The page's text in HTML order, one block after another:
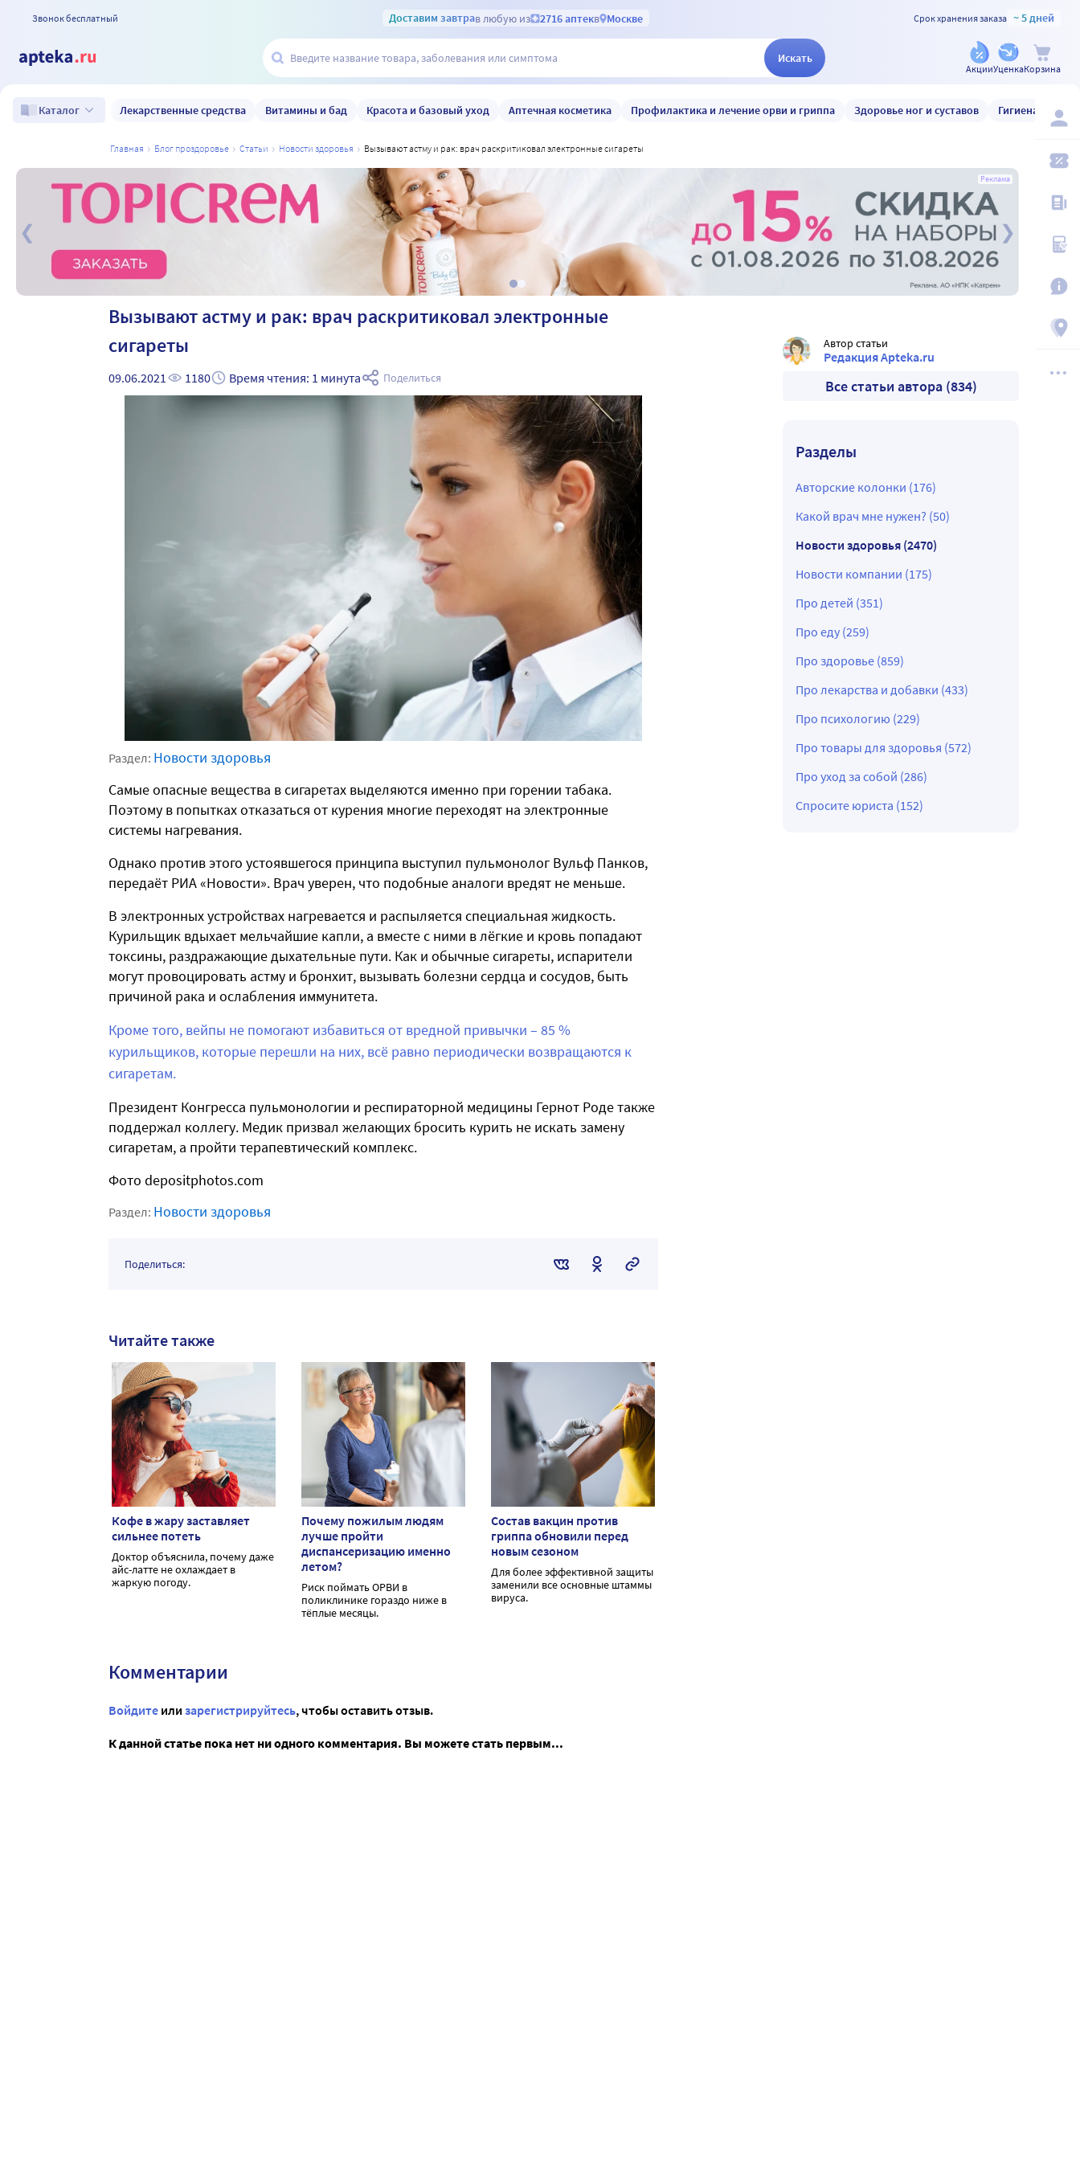
Звонок бесплатный Доставим завтрав любую из 2716 аптекв Москве Срок хранения заказа ~ 5 дней
Искать
АкцииУценкаКорзина
Каталог Лекарственные средства Витамины и бад Красота и базовый уход Аптечная косметика Профилактика и лечение орви и гриппа Здоровье ног и суставов Гигиена и уход
главная блог проздоровье статьи новости здоровья вызывают астму и рак: врач раскритиковал электронные сигареты
Реклама
Вызывают астму и рак: врач раскритиковал электронные
сигареты
09.06.2021 1180 Время чтения: 1 минута Поделиться
Раздел: Новости здоровья
Самые опасные вещества в сигаретах выделяются именно при горении табака.
Поэтому в попытках отказаться от курения многие переходят на электронные
системы нагревания.
Однако против этого устоявшегося принципа выступил пульмонолог Вульф Панков,
передаёт РИА «Новости». Врач уверен, что подобные аналоги вредят не меньше.
В электронных устройствах нагревается и распыляется специальная жидкость.
Курильщик вдыхает мельчайшие капли, а вместе с ними в лёгкие и кровь попадают
токсины, раздражающие дыхательные пути. Как и обычные сигареты, испарители
могут провоцировать астму и бронхит, вызывать болезни сердца и сосудов, быть
причиной рака и ослабления иммунитета.
Кроме того, вейпы не помогают избавиться от вредной привычки – 85 %
курильщиков, которые перешли на них, всё равно периодически возвращаются к
сигаретам.
Президент Конгресса пульмонологии и респираторной медицины Гернот Роде также
поддержал коллегу. Медик призвал желающих бросить курить не искать замену
сигаретам, а пройти терапевтический комплекс.
Фото depositphotos.com
Раздел: Новости здоровья
Поделиться:
Читайте также
Кофе в жару заставляет
сильнее потеть
Доктор объяснила, почему даже
айс-латте не охлаждает в
жаркую погоду.
Почему пожилым людям
лучше пройти
диспансеризацию именно
летом?
Риск поймать ОРВИ в
поликлинике гораздо ниже в
тёплые месяцы.
Состав вакцин против
гриппа обновили перед
новым сезоном
Для более эффективной защиты
заменили все основные штаммы
вируса.
Комментарии
Войдите или зарегистрируйтесь, чтобы оставить отзыв.
К данной статье пока нет ни одного комментария. Вы можете стать первым...
Автор статьи
Редакция Apteka.ru
Все статьи автора (834)
Разделы
Авторские колонки (176)
Какой врач мне нужен? (50)
Новости здоровья (2470)
Новости компании (175)
Про детей (351)
Про еду (259)
Про здоровье (859)
Про лекарства и добавки (433)
Про психологию (229)
Про товары для здоровья (572)
Про уход за собой (286)
Спросите юриста (152)